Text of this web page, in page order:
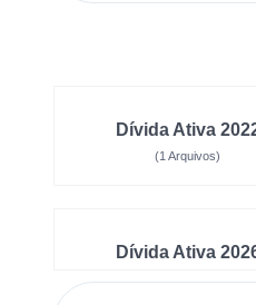
Dívida Ativa
(1 Arquivos)
Dívida Ativa